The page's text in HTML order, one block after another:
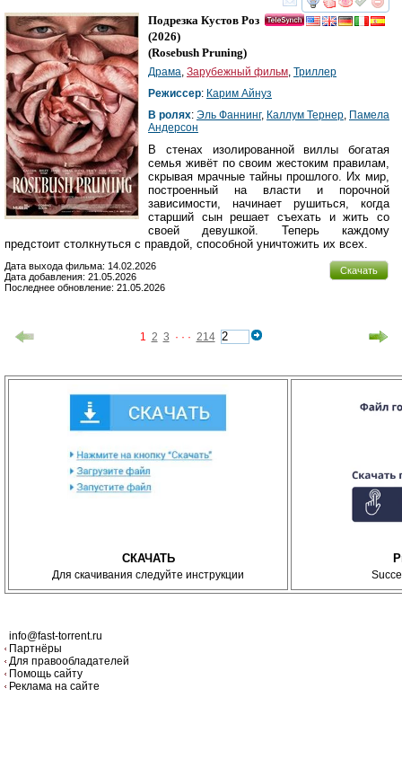
смотреть
Подрезка Кустов Роз
(2026)
(Rosebush Pruning)
Драма, Зарубежный фильм, Триллер
Режиссер: Карим Айнуз
В ролях: Эль Фаннинг, Каллум Тернер, Памела
Андерсон
В стенах изолированной виллы богатая
семья живёт по своим жестоким правилам,
скрывая мрачные тайны прошлого. Их мир,
построенный на власти и порочной
зависимости, начинает рушиться, когда
старший сын решает съехать и жить со
своей девушкой. Теперь каждому
предстоит столкнуться с правдой, способной уничтожить их всех.
Скачать
Дата выхода фильма: 14.02.2026
Дата добавления: 21.05.2026
Последнее обновление: 21.05.2026
1 2 3 · · · 214
СКАЧАТЬ
Для скачивания следуйте инструкции
info@fast-torrent.ru
Партнёры
Для правообладателей
Помощь сайту
Реклама на сайте